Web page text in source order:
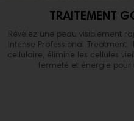
TRAITEMENT
Révélez une peau visiblement
Intense Professional Treatment.
cellulaire, élimine les cellules
fermeté et énergie pour